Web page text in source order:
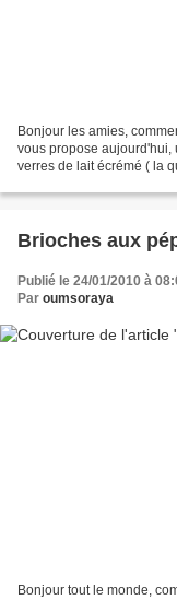
Bonjour les amies,
vous propose aujourd'hui,
verres de lait écrémé ( la
Brioches aux
Publié le 24/01/2010 à
Par oumsoraya
Bonjour tout le monde,